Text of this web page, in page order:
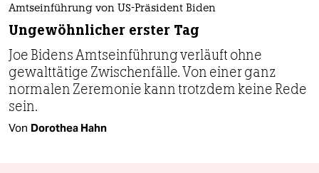
Amtseinführung von US-Präsident Biden
Ungewöhnlicher erster Tag
Joe Bidens Amtseinführung verläuft ohne
gewalttätige Zwischenfälle. Von einer ganz
normalen Zeremonie kann trotzdem keine Rede
sein.
Von Dorothea Hahn